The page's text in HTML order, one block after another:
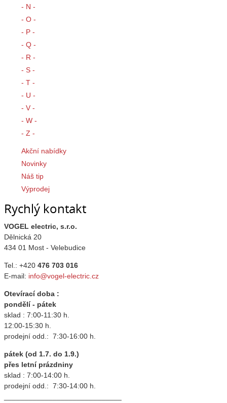
- N -
- O -
- P -
- Q -
- R -
- S -
- T -
- U -
- V -
- W -
- Z -
Akční nabídky
Novinky
Náš tip
Výprodej
Rychlý kontakt
VOGEL electric, s.r.o.
Dělnická 20
434 01 Most - Velebudice
Tel.: +420 476 703 016
E-mail: info@vogel-electric.cz
Otevírací doba :
pondělí - pátek
sklad : 7:00-11:30 h.
12:00-15:30 h.
prodejní odd.: 7:30-16:00 h.
pátek (od 1.7. do 1.9.)
přes letní prázdniny
sklad : 7:00-14:00 h.
prodejní odd.: 7:30-14:00 h.